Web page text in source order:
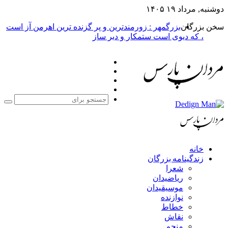
دوشنبه, مرداد ۱۹ ۱۴۰۵
سخن بزرگانبزرگمهر : زورمندترین و پر گزنده ترین اهرمن آز است
، که دیوی است ستمکار و دیر ساز
خانه
زندگینامه بزرگان
شعرا
ریاضیدان
موسیقیدان
نوازنده
خطاط
نقاش
منجم